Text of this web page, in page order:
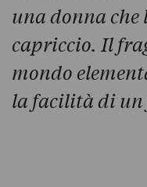
una donna che
capriccio. Il
mondo
la facilità di un